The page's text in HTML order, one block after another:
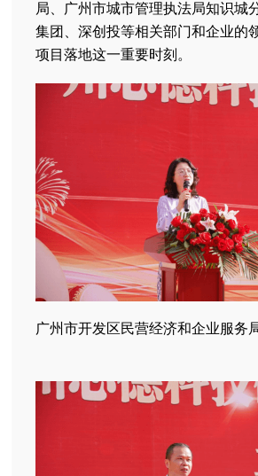
局、广州市城市管理执法局知识城
集团、深创投等相关部门和企业的
项目落地这一重要时刻。
广州市开发区民营经济和企业服务